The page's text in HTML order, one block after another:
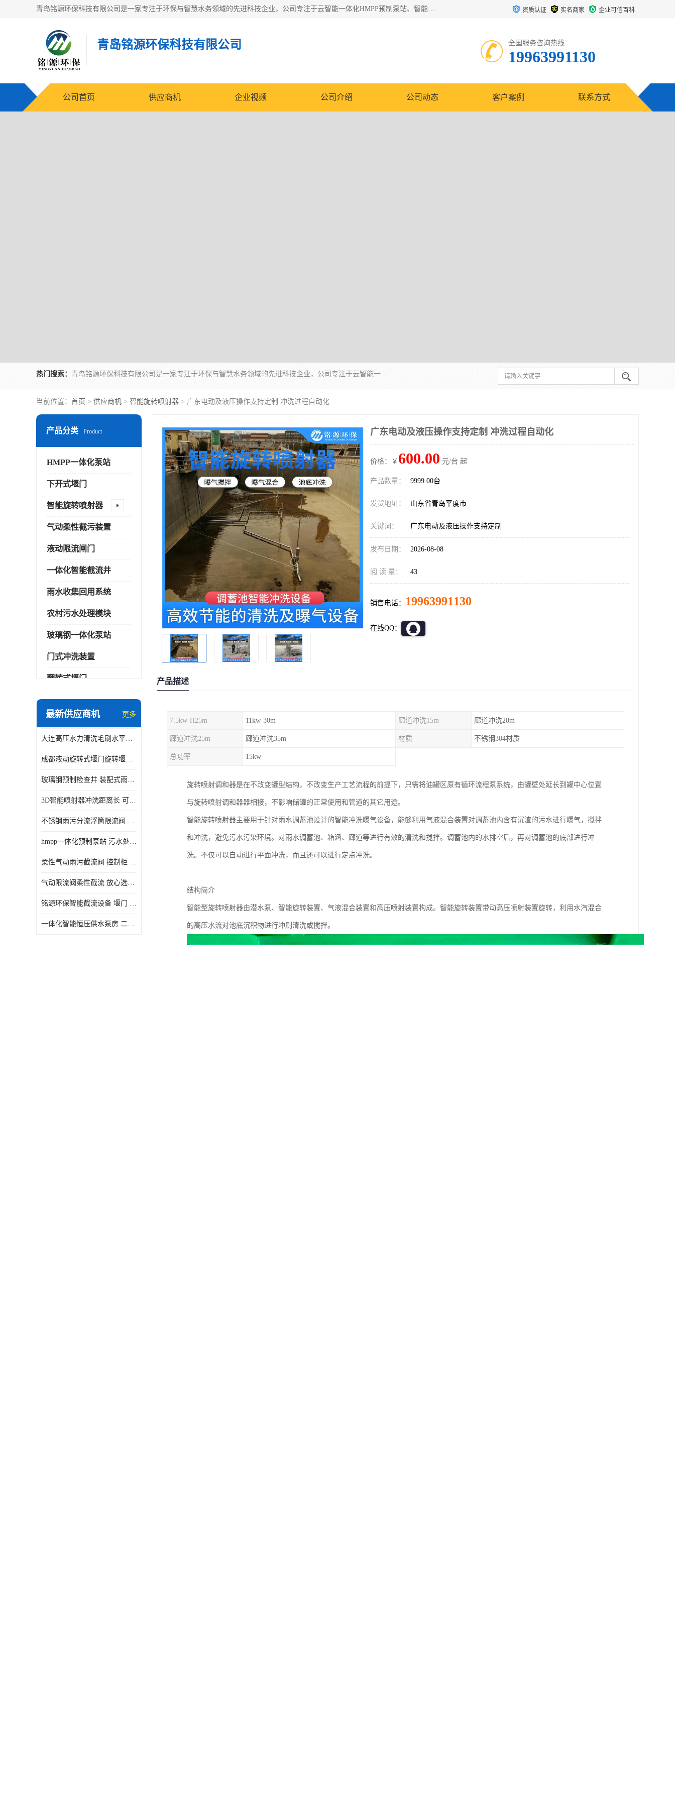
青岛铭源环保科技有限公司是一家专注于环保与智慧水务领域的先进科技企业，公司专注于云智能一体化HMPP预制泵站、智能截流井设备、调蓄池雨洪管理设备、水务循环利用、云智慧水务开发及新型环保技术研发等领域。 资质认证 实名商家 企业可信百科
青岛铭源环保科技有限公司 全国服务咨询热线:
19963991130
公司首页 供应商机 企业视频 公司介绍 公司动态 客户案例 联系方式
热门搜索： 青岛铭源环保科技有限公司是一家专注于环保与智慧水务领域的先进科技企业，公司专注于云智能一体化HMPP预制泵站、智能截流井设备、调蓄池雨洪管理设备、水务循环利用、云智慧水务开发及新型环保技术研发等领域。
当前位置： 首页 > 供应商机 > 智能旋转喷射器 > 广东电动及液压操作支持定制 冲洗过程自动化
产品分类 Product
HMPP一体化泵站
下开式堰门
智能旋转喷射器
气动柔性截污装置
液动限流闸门
一体化智能截流井
雨水收集回用系统
农村污水处理模块
玻璃钢一体化泵站
门式冲洗装置
翻转式堰门
智能一体化雨水泵站
智能一体化供水泵房
智能一体化净水设备
最新供应商机 更多
大连高压水力清洗毛刷水平自清洁滚刷 水力自动冲洗系统 水力清洗
成都液动旋转式堰门旋转堰门 自动控制 SUS304
玻璃钢预制检查井 装配式雨水污水井 初期弃流井 源头厂家
3D智能喷射器冲洗距离长 可270度旋转 高强度水压远距离喷洗
不锈钢雨污分流浮筒限流阀 DN150-DN1000 品质可信
hmpp一体化预制泵站 污水处理系统 乡镇学校市政排水 厂家供应
柔性气动雨污截流阀 控制柜 远程控制安全性高检修方便
气动限流阀柔性截流 放心选购 控源截污铭源环保
铭源环保智能截流设备 堰门 铸铁调节闸门作用 源头商家 可定制
一体化智能恒压供水泵房 二次加压供水设备户外智慧泵房
广东电动及液压操作支持定制 冲洗过程自动化
价格：￥ 600.00 元/台 起
产品数量： 9999.00台
发货地址： 山东省青岛平度市
关键词： 广东电动及液压操作支持定制
发布日期： 2026-08-08
阅 读 量： 43
销售电话： 19963991130
在线QQ：
产品描述
7.5kw-H25m 11kw-30m 廊道冲洗15m 廊道冲洗20m
廊道冲洗25m 廊道冲洗35m 材质 不锈钢304材质
总功率 15kw
旋转喷射调和器是在不改变罐型结构，不改变生产工艺流程的前提下，只需将油罐区原有循环流程泵系统，由罐壁处延长到罐中心位置
与旋转喷射调和器器相接，不影响储罐的正常使用和管道的其它用途。
智能旋转喷射器主要用于针对雨水调蓄池设计的智能冲洗曝气设备，能够利用气液混合装置对调蓄池内含有沉渣的污水进行曝气，搅拌
和冲洗，避免污水污染环境。对雨水调蓄池、箱涵、廊道等进行有效的清洗和搅拌。调蓄池内的水排空后，再对调蓄池的底部进行冲
洗。不仅可以自动进行平面冲洗，而且还可以进行定点冲洗。